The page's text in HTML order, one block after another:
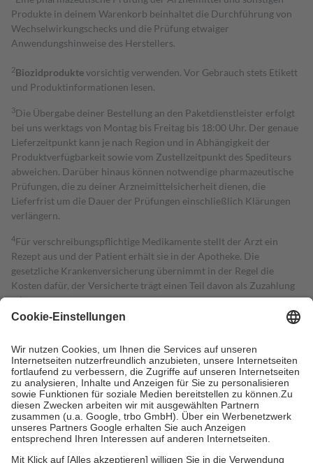
Produkte in deinem Warenkorb beinhaltet die Durchführung von
Wechselwirkungschecks und die Prüfung etwaiger
Anwendungshinweise des Herstellers.
2Biozidproduktevorsichtig verwenden. Vor Gebrauch stets Etikett
und Produktinformationen lesen.
3Die Übergabe deiner Bestellung an den Paketdienstleister erfolgt
bei uns werktags von Montag bis Freitag bis 18:00 Uhr. Der genaue
Lieferzeitpunkt kann je nach Region und in Abhängigkeit der
Produktverfügbarkeit sowie vom Zustellzeitpunkt des Spediteurs
abweichen. Darüber hinaus können notwendige pharmazeutische
Prüfungen, die zu deiner Arzneimittelsicherheit dienen, die
Lieferfrist um die Dauer der Prüfungen einschließlich Klärungen
verlängern.
4Für verschreibungspflichtige Medikamente stellt der Arzt ein
Rezept aus und der Patient erhält sie in der Apotheke. Die
gesetzliche Krankenversicherung übernimmt in der Regel die
Kosten dafür, der Versicherte trägt einen Teil davon als Zuzahlung
mit.
Grundsätzlich leisten Mitglieder Zuzahlungen in Höhe von zehn
höchstens zehn Euro.
Es sind jedoch nie mehr als die tatsächlichen
Kosten der Leistung zu entrichten.
Diese Regeln gelten grundsätzlich auch für Online-Apotheken.
Bei Heilmitteln und häuslicher Krankenpflege beträgt die
Zuzahlung zehn Prozent der Kosten sowie zehn Euro je
Verordnung.
Um das Engagement der Versicherten für ihre eigene Gesundheit zu
stärken und die besondere Stellung der Familie zu unterstützen,